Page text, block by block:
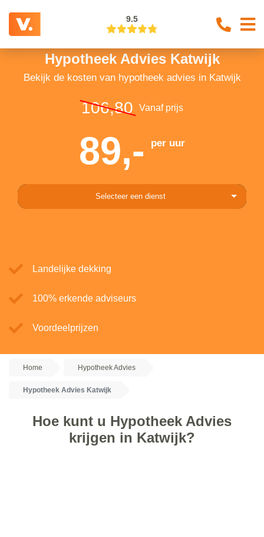
9.5
Hypotheek Advies Katwijk
Bekijk de kosten van hypotheek advies in Katwijk
106,80 Vanaf prijs
89,- per uur
Selecteer een dienst
Landelijke dekking
100% erkende adviseurs
Voordeelprijzen
Home Hypotheek Advies
Hypotheek Advies Katwijk
Hoe kunt u Hypotheek Advies
krijgen in Katwijk?